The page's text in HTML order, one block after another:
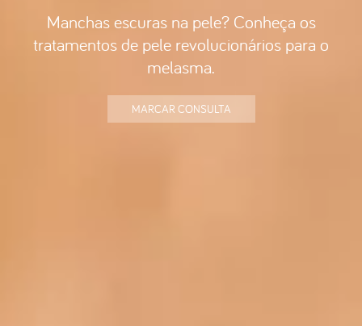
Manchas escuras na pele? Conheça os
tratamentos de pele revolucionários para o
melasma.